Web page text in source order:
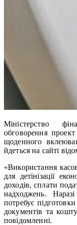
Міністерство
обговорення
щоденного
йдеться на сайті
«Використання
для детінізації
доходів, сплати
надходжень.
потребує
документів та
повідомленні.